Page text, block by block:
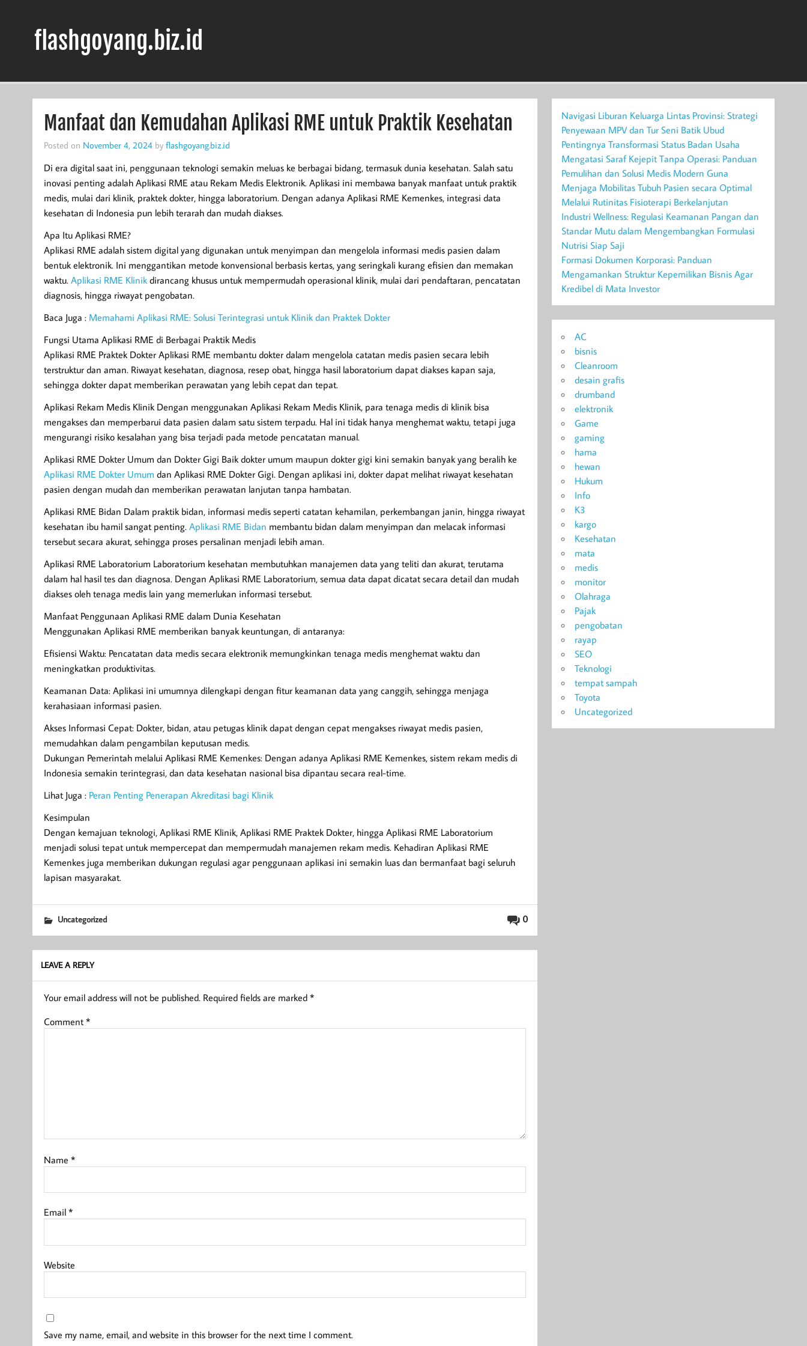
flashgoyang.biz.id
Manfaat dan Kemudahan Aplikasi RME untuk Praktik Kesehatan
Posted on November 4, 2024 by flashgoyang.biz.id
Di era digital saat ini, penggunaan teknologi semakin meluas ke berbagai bidang, termasuk dunia kesehatan. Salah satu
inovasi penting adalah Aplikasi RME atau Rekam Medis Elektronik. Aplikasi ini membawa banyak manfaat untuk praktik
medis, mulai dari klinik, praktek dokter, hingga laboratorium. Dengan adanya Aplikasi RME Kemenkes, integrasi data
kesehatan di Indonesia pun lebih terarah dan mudah diakses.
Apa Itu Aplikasi RME?
Aplikasi RME adalah sistem digital yang digunakan untuk menyimpan dan mengelola informasi medis pasien dalam
bentuk elektronik. Ini menggantikan metode konvensional berbasis kertas, yang seringkali kurang efisien dan memakan
waktu. Aplikasi RME Klinikdirancang khusus untuk mempermudah operasional klinik, mulai dari pendaftaran, pencatatan
diagnosis, hingga riwayat pengobatan.
Baca Juga : Memahami Aplikasi RME: Solusi Terintegrasi untuk Klinik dan Praktek Dokter
Fungsi Utama Aplikasi RME di Berbagai Praktik Medis
Aplikasi RME Praktek Dokter Aplikasi RME membantu dokter dalam mengelola catatan medis pasien secara lebih
terstruktur dan aman. Riwayat kesehatan, diagnosa, resep obat, hingga hasil laboratorium dapat diakses kapan saja,
sehingga dokter dapat memberikan perawatan yang lebih cepat dan tepat.
Aplikasi Rekam Medis Klinik Dengan menggunakan Aplikasi Rekam Medis Klinik, para tenaga medis di klinik bisa
mengakses dan memperbarui data pasien dalam satu sistem terpadu. Hal ini tidak hanya menghemat waktu, tetapi juga
mengurangi risiko kesalahan yang bisa terjadi pada metode pencatatan manual.
Aplikasi RME Dokter Umum dan Dokter Gigi Baik dokter umum maupun dokter gigi kini semakin banyak yang beralih ke
Aplikasi RME Dokter Umum dan Aplikasi RME Dokter Gigi. Dengan aplikasi ini, dokter dapat melihat riwayat kesehatan
pasien dengan mudah dan memberikan perawatan lanjutan tanpa hambatan.
Aplikasi RME Bidan Dalam praktik bidan, informasi medis seperti catatan kehamilan, perkembangan janin, hingga riwayat
kesehatan ibu hamil sangat penting. Aplikasi RME Bidan membantu bidan dalam menyimpan dan melacak informasi
tersebut secara akurat, sehingga proses persalinan menjadi lebih aman.
Aplikasi RME Laboratorium Laboratorium kesehatan membutuhkan manajemen data yang teliti dan akurat, terutama
dalam hal hasil tes dan diagnosa. Dengan Aplikasi RME Laboratorium, semua data dapat dicatat secara detail dan mudah
diakses oleh tenaga medis lain yang memerlukan informasi tersebut.
Manfaat Penggunaan Aplikasi RME dalam Dunia Kesehatan
Menggunakan Aplikasi RME memberikan banyak keuntungan, di antaranya:
Efisiensi Waktu: Pencatatan data medis secara elektronik memungkinkan tenaga medis menghemat waktu dan
meningkatkan produktivitas.
Keamanan Data: Aplikasi ini umumnya dilengkapi dengan fitur keamanan data yang canggih, sehingga menjaga
kerahasiaan informasi pasien.
Akses Informasi Cepat: Dokter, bidan, atau petugas klinik dapat dengan cepat mengakses riwayat medis pasien,
memudahkan dalam pengambilan keputusan medis.
Dukungan Pemerintah melalui Aplikasi RME Kemenkes: Dengan adanya Aplikasi RME Kemenkes, sistem rekam medis di
Indonesia semakin terintegrasi, dan data kesehatan nasional bisa dipantau secara real-time.
Lihat Juga : Peran Penting Penerapan Akreditasi bagi Klinik
Kesimpulan
Dengan kemajuan teknologi, Aplikasi RME Klinik, Aplikasi RME Praktek Dokter, hingga Aplikasi RME Laboratorium
menjadi solusi tepat untuk mempercepat dan mempermudah manajemen rekam medis. Kehadiran Aplikasi RME
Kemenkes juga memberikan dukungan regulasi agar penggunaan aplikasi ini semakin luas dan bermanfaat bagi seluruh
lapisan masyarakat.
0
Uncategorized
LEAVE A REPLY
Your email address will not be published. Required fields are marked *
Comment *
Name *
Email *
Website
Save my name, email, and website in this browser for the next time I comment.
Navigasi Liburan Keluarga Lintas Provinsi: Strategi
Penyewaan MPV dan Tur Seni Batik Ubud
Pentingnya Transformasi Status Badan Usaha
Mengatasi Saraf Kejepit Tanpa Operasi: Panduan
Pemulihan dan Solusi Medis Modern Guna
Menjaga Mobilitas Tubuh Pasien secara Optimal
Melalui Rutinitas Fisioterapi Berkelanjutan
Industri Wellness: Regulasi Keamanan Pangan dan
Standar Mutu dalam Mengembangkan Formulasi
Nutrisi Siap Saji
Formasi Dokumen Korporasi: Panduan
Mengamankan Struktur Kepemilikan Bisnis Agar
Kredibel di Mata Investor
AC
bisnis
Cleanroom
desain grafis
drumband
elektronik
Game
gaming
hama
hewan
Hukum
Info
K3
kargo
Kesehatan
mata
medis
monitor
Olahraga
Pajak
pengobatan
rayap
SEO
Teknologi
tempat sampah
Toyota
Uncategorized